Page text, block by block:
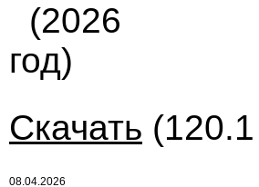
(2026
год)
Скачать
08.04.2026